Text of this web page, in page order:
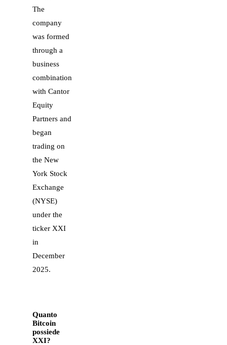
The
company
was formed
through a
business
combination
with Cantor
Equity
Partners and
began
trading on
the New
York Stock
Exchange
(NYSE)
under the
ticker XXI
in
December
2025.
Quanto
Bitcoin
possiede
XXI?